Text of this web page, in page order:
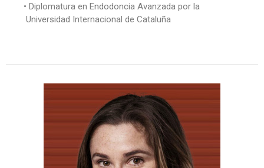
• Diplomatura en Endodoncia Avanzada por la
Universidad Internacional de Cataluña